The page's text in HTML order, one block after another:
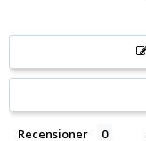
Recensioner